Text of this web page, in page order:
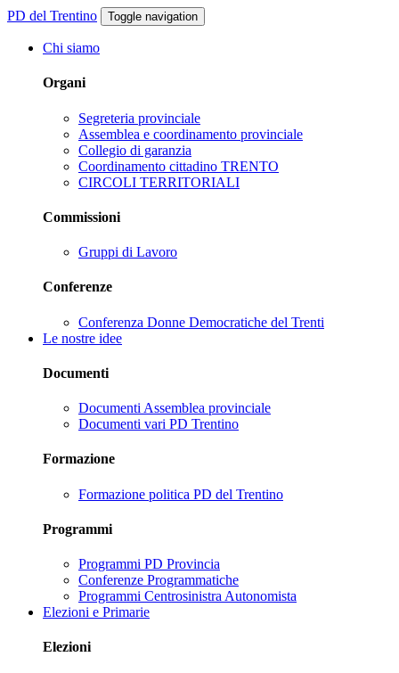
PD del Trentino Toggle navigation
Chi siamo
Organi
Segreteria provinciale
Assemblea e coordinamento provinciale
Collegio di garanzia
Coordinamento cittadino TRENTO
CIRCOLI TERRITORIALI
Commissioni
Gruppi di Lavoro
Conferenze
Conferenza Donne Democratiche del Trenti
Le nostre idee
Documenti
Documenti Assemblea provinciale
Documenti vari PD Trentino
Formazione
Formazione politica PD del Trentino
Programmi
Programmi PD Provincia
Conferenze Programmatiche
Programmi Centrosinistra Autonomista
Elezioni e Primarie
Elezioni